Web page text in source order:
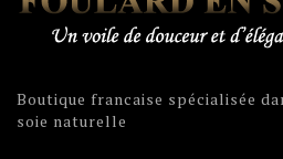
Boutique francaise spécialisée
soie naturelle